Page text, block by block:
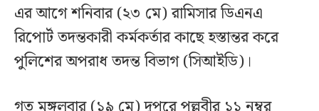
এর আগে শনিবার (২৩ মে) রামিসার ডিএনএ
রিপোর্ট তদন্তকারী কর্মকর্তার কাছে হস্তান্তর করে
পুলিশের অপরাধ তদন্ত বিভাগ (সিআইডি)।